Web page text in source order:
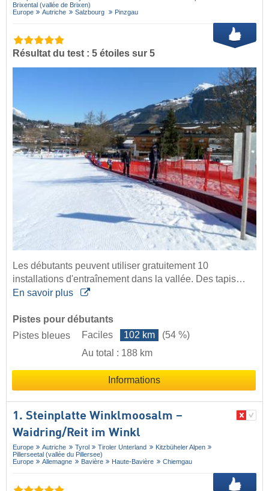
Brixental (vallée de Brixen)
Europe
Autriche Salzbourg Pinzgau
Résultat du test : 5 étoiles sur 5
Les débutants peuvent utiliser gratuitement 10
installations d'entraînement dans la vallée. Des tapis…
En savoir plus
Pistes pour débutants
Pistes bleues
Faciles 102 km
(54 %)
Au total : 188 km
Informations
1. Steinplatte Winklmoosalm –
Waidring/​Reit im Winkl
Europe Autriche Tyrol Tiroler Unterland
Kitzbüheler Alpen
Pillerseetal (vallée du Pillersee)
Europe
Allemagne Bavière Haute-Bavière Chiemgau